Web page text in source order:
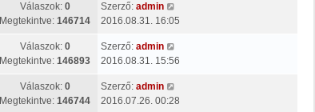
Válaszok: 0
Megtekintve: 146714
Szerző: admin
2016.08.31. 16:05
Válaszok: 0
Megtekintve: 146893
Szerző: admin
2016.08.31. 15:56
Válaszok: 0
Megtekintve: 146744
Szerző: admin
2016.07.26. 00:28